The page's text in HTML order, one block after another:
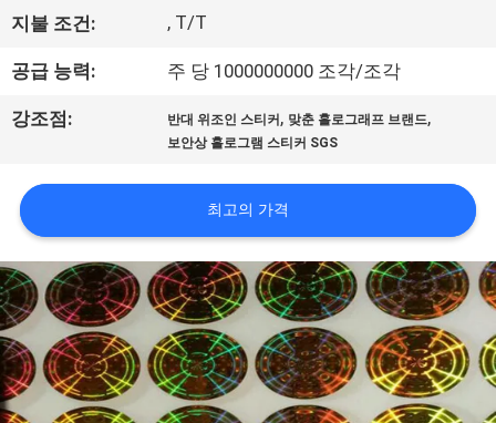
장
여
행
품
질
관
리
연
지불 조건: , T/T
공급 능력: 주 당 1000000000 조각/조각
강조점: 반대 위조인 스티커 , 맞춘 홀로그래프 브랜드,
보안상 홀로그램 스티커 SGS
최고의 가격